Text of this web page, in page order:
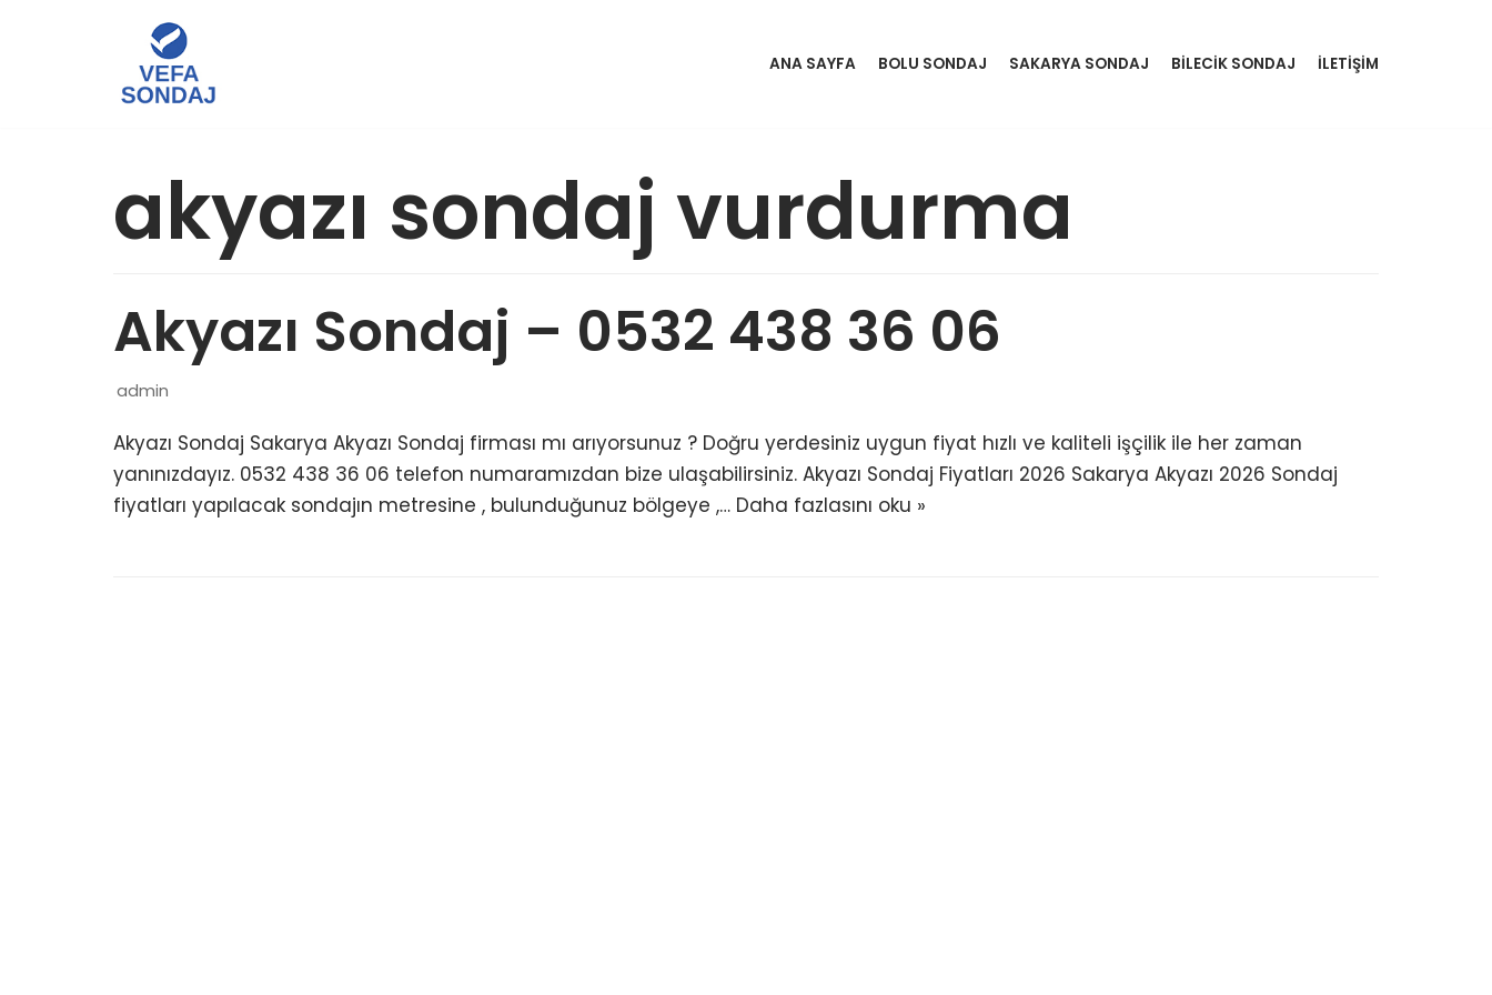
ANA SAYFA BOLU SONDAJ SAKARYA SONDAJ BİLECİK SONDAJ İLETİŞİM
akyazı sondaj vurdurma
Akyazı Sondaj – 0532 438 36 06
admin
Akyazı Sondaj Sakarya Akyazı Sondaj firması mı arıyorsunuz ? Doğru yerdesiniz uygun fiyat hızlı ve kaliteli işçilik ile her zaman
yanınızdayız. 0532 438 36 06 telefon numaramızdan bize ulaşabilirsiniz. Akyazı Sondaj Fiyatları 2026 Sakarya Akyazı 2026 Sondaj
fiyatları yapılacak sondajın metresine , bulunduğunuz bölgeye ,… Daha fazlasını oku »